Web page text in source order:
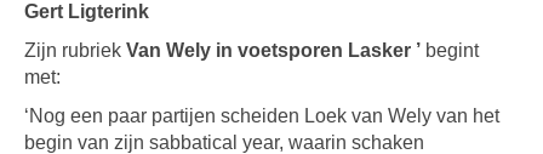
Gert Ligterink
Zijn rubriek Van Wely in voetsporen Lasker ’ begint
met:
‘Nog een paar partijen scheiden Loek van Wely van het
begin van zijn sabbatical year, waarin schaken